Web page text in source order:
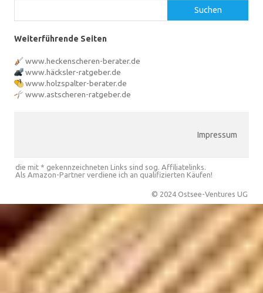
Suchen
Weiterführende Seiten
www.heckenscheren-berater.de
www.häcksler-ratgeber.de
www.holzspalter-berater.de
www.astscheren-ratgeber.de
Impressum
die mit * gekennzeichneten Links sind sog. Affiliatelinks.
Als Amazon-Partner verdiene ich an qualifizierten Käufen!
© 2024 Ostsee-Ventures UG